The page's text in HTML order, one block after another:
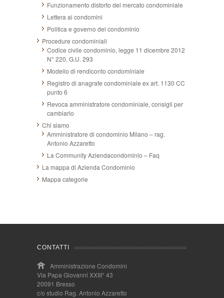
Funzionamento distorto del mercato condominiale
Lettera ai condomini
Politica e governo del condominio
Procedure condominiali
Codice civile condominio, legge 11 dicembre 2012
N° 220, G.U. 293
Modello di rendiconto condominiale
Registro di anagrafe condominiale ex art. 1130 CC
punto 6
Revoca amministratore condominiale, consigli per
cambiarlo
Chi siamo
Amministratore di condominio Milano – rag.
Antonio Azzaretto
La Community Aziendacondominio – Faq
La mappa di Azienda Condominio
Mappa categorie
CONTATTI
Amministrazione Condomini
Via Papa Giovanni XXIII° 43
20091 Bresso
c/o studio Rag. Antonio Azzaretto